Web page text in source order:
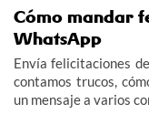
Cómo mandar
WhatsApp
Envía felicitaciones
contamos trucos,
un mensaje a varios